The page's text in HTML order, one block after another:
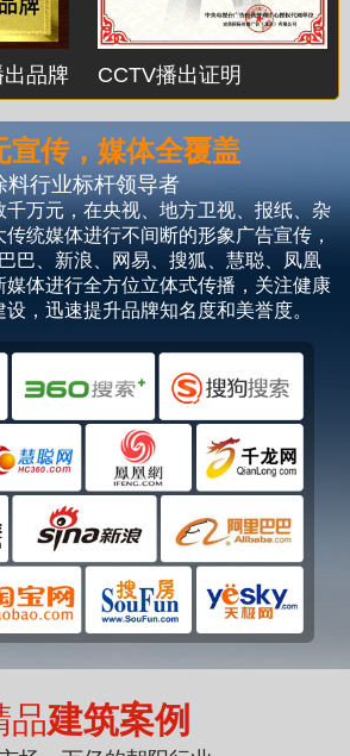
品牌 CCTV播出证明
宣传，媒体全覆盖
料行业标杆领导者
千万元，在央视、地方卫视、报纸、杂
统媒体进行不间断的形象广告宣传，
巴、新浪、网易、搜狐、慧聪、凤凰
媒体进行全方位立体式传播，关注健康
，迅速提升品牌知名度和美誉度。
品建筑案例